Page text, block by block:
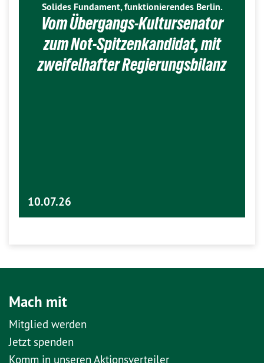
Solides Fundament, funktionierendes Berlin.
Vom Übergangs-Kultursenator
zum Not-Spitzenkandidat, mit
zweifelhafter Regierungsbilanz
10.07.26
Mach mit
Mitglied werden
Jetzt spenden
Komm in unseren Aktionsverteiler